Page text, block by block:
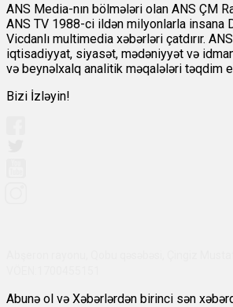
ANS Media-nın bölmələri olan ANS ÇM
ANS TV 1988-ci ildən milyonlarla insana
Vicdanlı multimedia xəbərləri çatdırır.
iqtisadiyyat, siyasət, mədəniyyət və
və beynəlxalq analitik məqalələri təqdim
Bizi İzləyin!
Abunə ol və Xəbərlərdən birinci sən